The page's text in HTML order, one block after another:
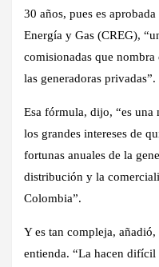
30 años, pues es
Energía y Gas (CREG),
comisionadas que
las generadoras privadas”.
Esa fórmula, dijo, “es una
los grandes intereses de
fortunas anuales de la
distribución y la
Colombia”.
Y es tan compleja,
entienda. “La hacen